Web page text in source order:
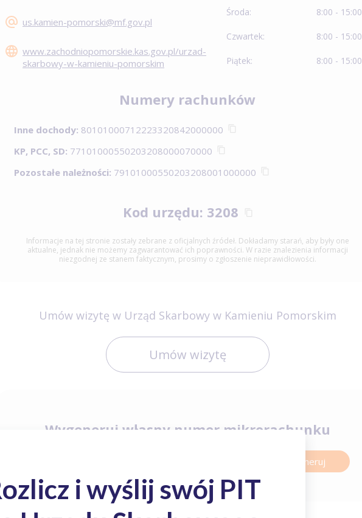
us.kamien-pomorski@mf.gov.pl
www.zachodniopomorskie.kas.gov.pl/urzad-
skarbowy-w-kamieniu-pomorskim
Środa: 8:00 - 15:00
Czwartek: 8:00 - 15:00
Piątek: 8:00 - 15:00
Numery rachunków
Inne dochody: 80101000712223320842000000
KP, PCC, SD: 77101000550203208000070000
Pozostałe należności: 79101000550203208001000000
Kod urzędu: 3208
Informacje na tej stronie zostały zebrane z oficjalnych źródeł. Dokładamy starań, aby były one
aktualne, jednak nie możemy zagwarantować ich poprawności. W razie znalezienia informacji
niezgodnej ze stanem faktycznym, prosimy o zgłoszenie nieprawidłowości.
Umów wizytę w Urząd Skarbowy w Kamieniu Pomorskim
Umów wizytę
Wygeneruj własny numer mikrorachunku
Wygeneruj